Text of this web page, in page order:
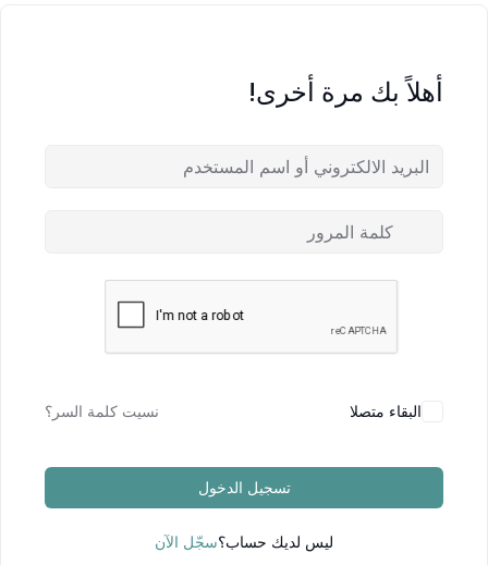
أهلاً بك مرة أخرى!
البقاء متصلا نسيت كلمة السر؟
تسجيل الدخول
ليس لديك حساب؟سجّل الآن